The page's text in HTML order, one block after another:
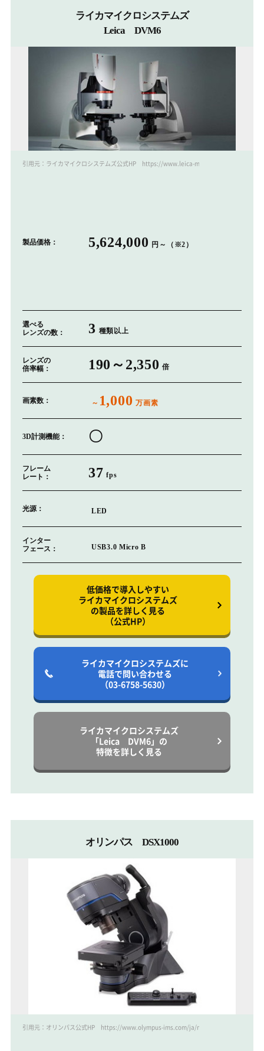
ライカマイクロシステムズ
Leica DVM6
引用元：ライカマイクロシステムズ公式HP https://www.leica-microsystems.com/jp/
製品価格： 5,624,000 円～（※2）
選べる
レンズの数：
3 種類以上
レンズの
倍率幅：
190～2,350 倍
画素数： ～ 1,000 万画素
3D計測機能： 〇
フレーム
レート：
37 fps
光源： LED
インター
フェース：
USB3.0 Micro B
低価格で導入しやすい
ライカマイクロシステムズ
の製品を詳しく見る
（公式HP）
ライカマイクロシステムズに
電話で問い合わせる
（03-6758-5630）
ライカマイクロシステムズ
「Leica DVM6」の
特徴を詳しく見る
オリンパス DSX1000
引用元：オリンパス公式HP https://www.olympus-ims.com/ja/microscope/dsx1000/